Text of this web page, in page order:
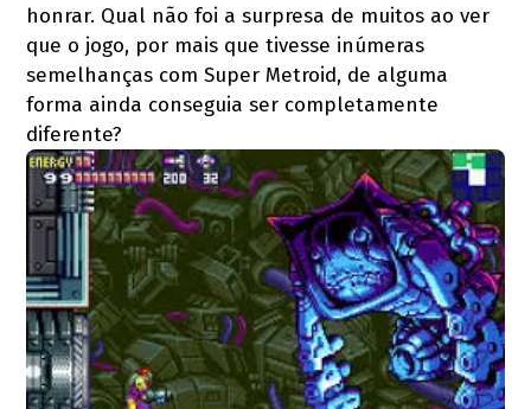
honrar. Qual não foi a surpresa de muitos ao ver
que o jogo, por mais que tivesse inúmeras
semelhanças com Super Metroid, de alguma
forma ainda conseguia ser completamente
diferente?